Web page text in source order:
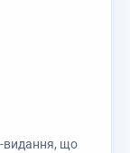
видання, що